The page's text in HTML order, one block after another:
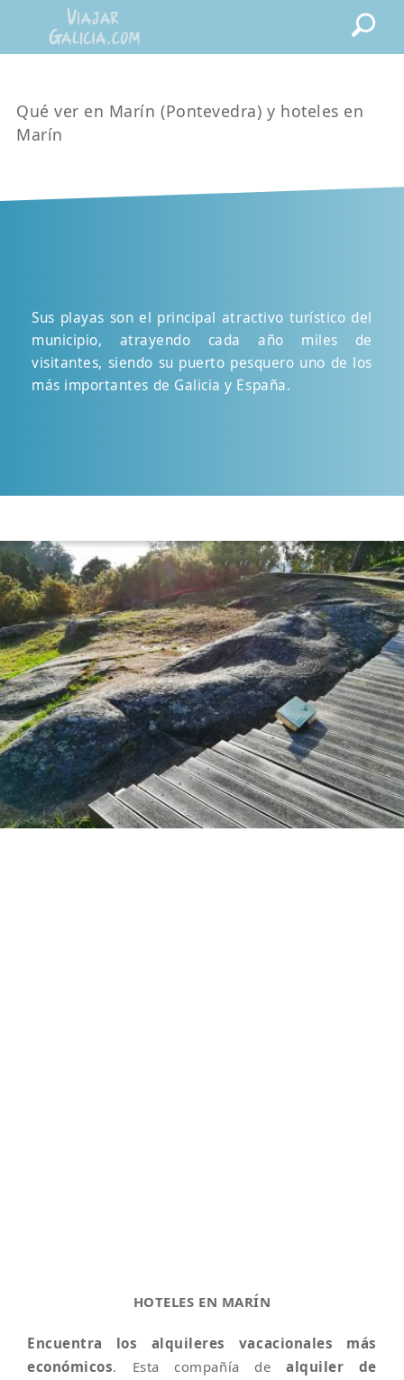
Qué ver en Marín (Pontevedra) y hoteles en
Marín
Sus playas son el principal atractivo turístico del
municipio, atrayendo cada año miles de
visitantes, siendo su puerto pesquero uno de los
más importantes de Galicia y España.
HOTELES EN MARÍN
Encuentra los alquileres vacacionales más
económicos. Esta compañía de alquiler de